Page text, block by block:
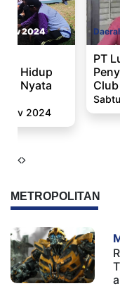
Nov 2024
Hidup
Nyata
Nov 2024
PT
METROPOLITAN